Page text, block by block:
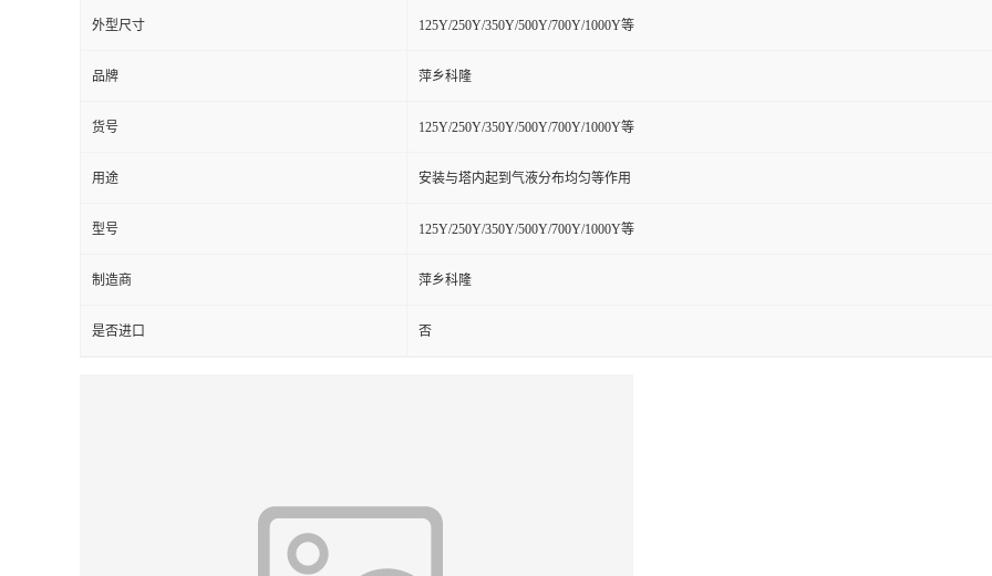
外型尺寸 125Y/250Y/350Y/500Y/700Y/1000Y等
品牌 萍乡科隆
货号 125Y/250Y/350Y/500Y/700Y/1000Y等
用途 安装与塔内起到气液分布均匀等作用
型号 125Y/250Y/350Y/500Y/700Y/1000Y等
制造商 萍乡科隆
是否进口 否